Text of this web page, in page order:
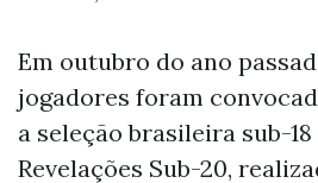
Em outubro do ano
jogadores foram
a seleção brasileira sub-18
Revelações Sub-20,